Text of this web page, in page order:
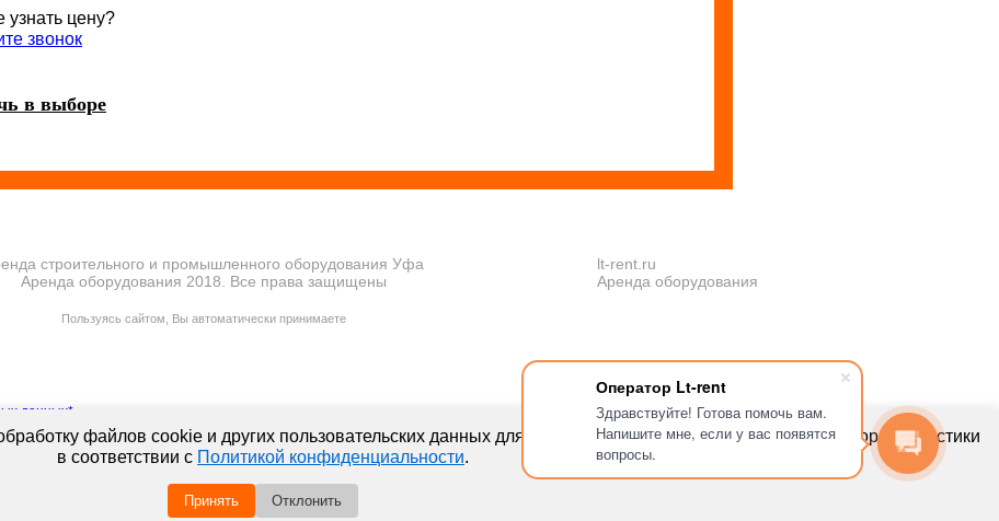
Оператор Lt-rent
Здравствуйте! Готова помочь вам.
Напишите мне, если у вас появятся
вопросы.
узнать цену?
звонок
в выборе
строительного и промышленного оборудования Уфа
Аренда оборудования 2018. Все права защищены
Пользуясь сайтом, Вы автоматически принимаете
lt-rent.ru
Аренда оборудования
данных*
файлов cookie и других пользовательских данных для улучшения пользовательского опыта, сбора статистики
в соответствии с Политикой конфиденциальности.
Принять Отклонить